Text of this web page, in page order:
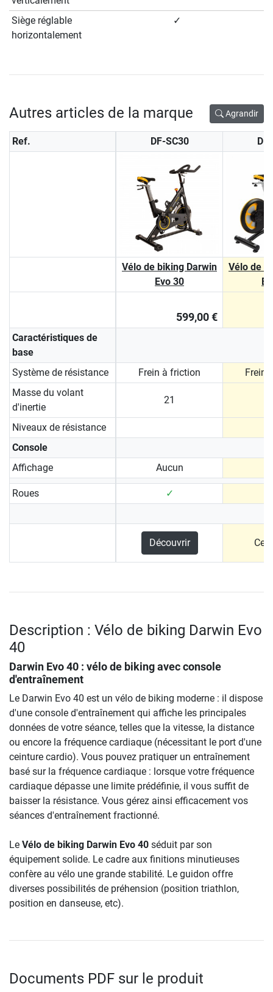
Siège réglable
horizontalement
✓
Autres articles de la marque Agrandir
Ref. DF-SC30
Vélo de biking Darwin
Evo 30
Vélo de
599,00 €
Caractéristiques de
base
Système de résistance
Frein à friction
Frein
Masse du volant
d'inertie
21
Niveaux de résistance
Console
Affichage
Aucun
Roues ✓
Découvrir Ce
Description : Vélo de biking Darwin Evo
40
Darwin Evo 40 : vélo de biking avec console
d'entraînement
Le Darwin Evo 40 est un vélo de biking moderne : il dispose
d'une console d'entraînement qui affiche les principales
données de votre séance, telles que la vitesse, la distance
ou encore la fréquence cardiaque (nécessitant le port d'une
ceinture cardio). Vous pouvez pratiquer un entraînement
basé sur la fréquence cardiaque : lorsque votre fréquence
cardiaque dépasse une limite prédéfinie, il vous suffit de
baisser la résistance. Vous gérez ainsi efficacement vos
séances d'entraînement fractionné.
Le Vélo de biking Darwin Evo 40 séduit par son
équipement solide. Le cadre aux finitions minutieuses
confère au vélo une grande stabilité. Le guidon offre
diverses possibilités de préhension (position triathlon,
position en danseuse, etc).
Documents PDF sur le produit